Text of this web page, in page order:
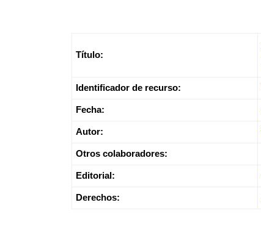
Título:
Identificador de recurso:
Fecha:
Autor:
Otros colaboradores:
Editorial:
Derechos: